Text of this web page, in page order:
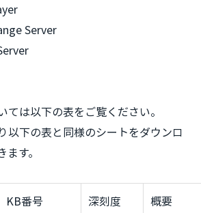
Server
ては以下の表をご覧ください。
以下の表と同様のシートをダウンロ
す。
KB番号 深刻度 概要